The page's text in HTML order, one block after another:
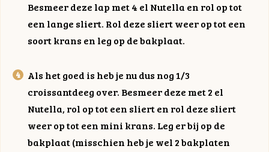
Besmeer deze lap met 4 el Nutella en rol op tot
een lange sliert. Rol deze sliert weer op tot een
soort krans en leg op de bakplaat.
Als het goed is heb je nu dus nog 1/3
croissantdeeg over. Besmeer deze met 2 el
Nutella, rol op tot een sliert en rol deze sliert
weer op tot een mini krans. Leg er bij op de
bakplaat (misschien heb je wel 2 bakplaten